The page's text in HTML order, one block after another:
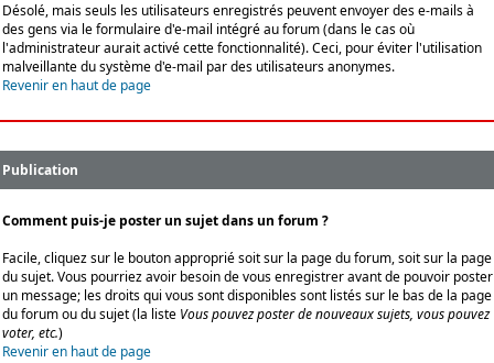
Désolé, mais seuls les utilisateurs enregistrés peuvent envoyer des e-mails à
des gens via le formulaire d'e-mail intégré au forum (dans le cas où
l'administrateur aurait activé cette fonctionnalité). Ceci, pour éviter l'utilisation
malveillante du système d'e-mail par des utilisateurs anonymes.
Revenir en haut de page
Publication
Comment puis-je poster un sujet dans un forum ?
Facile, cliquez sur le bouton approprié soit sur la page du forum, soit sur la page
du sujet. Vous pourriez avoir besoin de vous enregistrer avant de pouvoir poster
un message; les droits qui vous sont disponibles sont listés sur le bas de la page
du forum ou du sujet (la liste Vous pouvez poster de nouveaux sujets, vous pouvez
voter, etc.)
Revenir en haut de page